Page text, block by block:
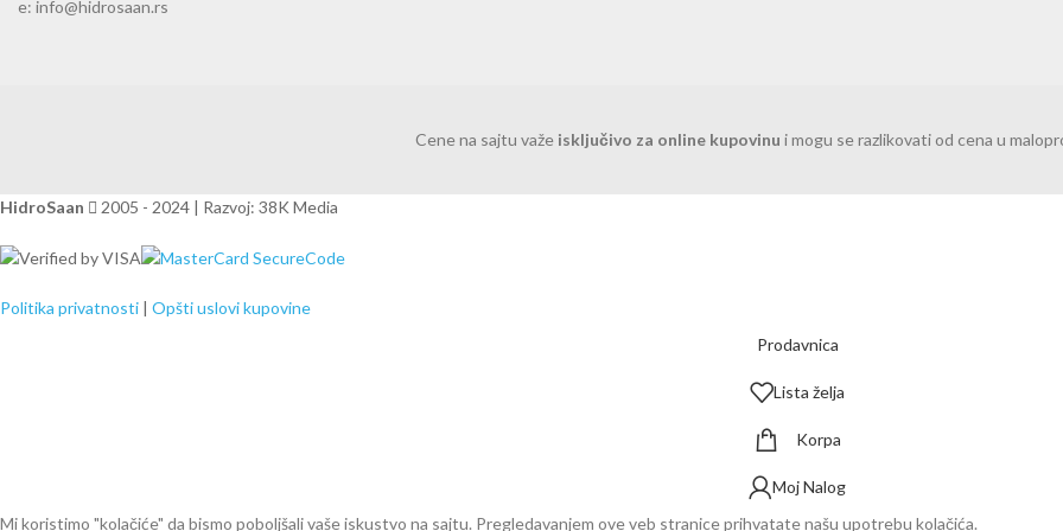
e: info@hidrosaan.rs
Cene na sajtu važe isključivo za online kupovinu i mogu se razlikovati od cena u
HidroSaan 2005 - 2024 | Razvoj: 38K Media
Politika privatnosti
Opšti uslovi kupovine
Prodavnica
Lista želja
Korpa
Moj Nalog
Mi koristimo "kolačiće" da bismo poboljšali vaše iskustvo na sajtu. Pregledavanjem ove veb stranice prihvatate našu upotrebu kolačića.